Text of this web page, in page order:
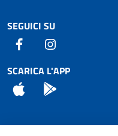
SEGUICI SU
Facebook
SCARICA L'APP
App Store